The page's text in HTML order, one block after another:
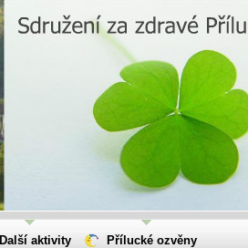
Další aktivity Přílucké ozvěny